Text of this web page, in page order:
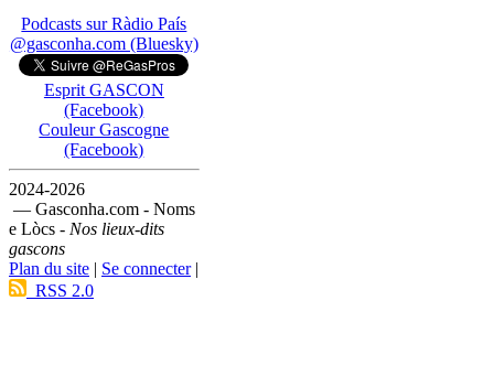
Podcasts sur Ràdio País
@gasconha.com (Bluesky)
Esprit GASCON
(Facebook)
Couleur Gascogne
(Facebook)
2024-2026
— Gasconha.com - Noms
e Lòcs - Nos lieux-dits
gascons
Plan du site | Se connecter|
RSS 2.0